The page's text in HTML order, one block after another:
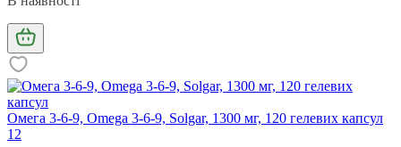
Омега 3-6-9, Omega 3-6-9, Solgar, 1300 мг, 120 гелевих капсул
12